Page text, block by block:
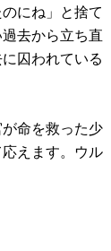
にね」と捨て
去から立ち直
囚われている
命を救った少
えます。ウル